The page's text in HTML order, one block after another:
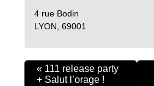
4 rue Bodin
LYON 69001
« 111 release party
+ Salut l’orage !